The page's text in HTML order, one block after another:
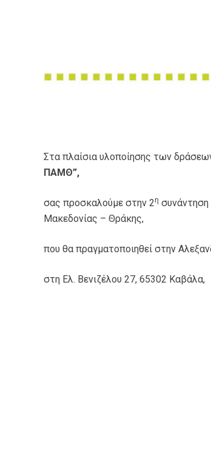
Στα πλαίσια υλοποίησης των
ΠΑΜΘ”,
σας προσκαλούμε στην 2η συνάντηση
Μακεδονίας – Θράκης,
που θα πραγματοποιηθεί στην
στη Ελ. Βενιζέλου 27, 65302 Καβάλα,